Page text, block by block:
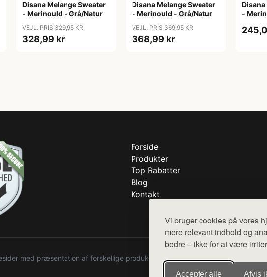
Vi bruger cookies på vores
mere relevant indhold og
bedre – ikke for at være
Accepter alle Afvis
Disana Melange Sweater
- Merinould - Grå/Natur
VEJL. PRIS 329,95 KR
328,99 kr
Disana Melange Sweater
- Merinould - Grå/Natur
VEJL. PRIS 369,95 KR
368,99 kr
Disana
-
Forside
Produkter
Top Rabatter
Blog
Kontakt
med præsentation af forskellige produkter fra diverse webshops. Der